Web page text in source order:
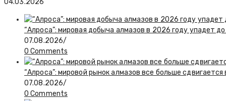
04.03.2026
“Алроса”: мировая добыча алмазов в 2026 году упадет
07.08.2026/
0 Comments
“Алроса”: мировой рынок алмазов все больше
07.08.2026/
0 Comments